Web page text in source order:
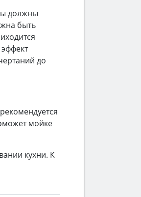
должны
быть
до
мойке
кухни. К